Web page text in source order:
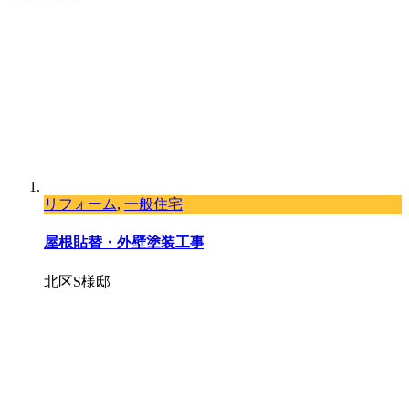
リフォーム, 一般住宅
屋根貼替・外壁塗装工事
北区S様邸